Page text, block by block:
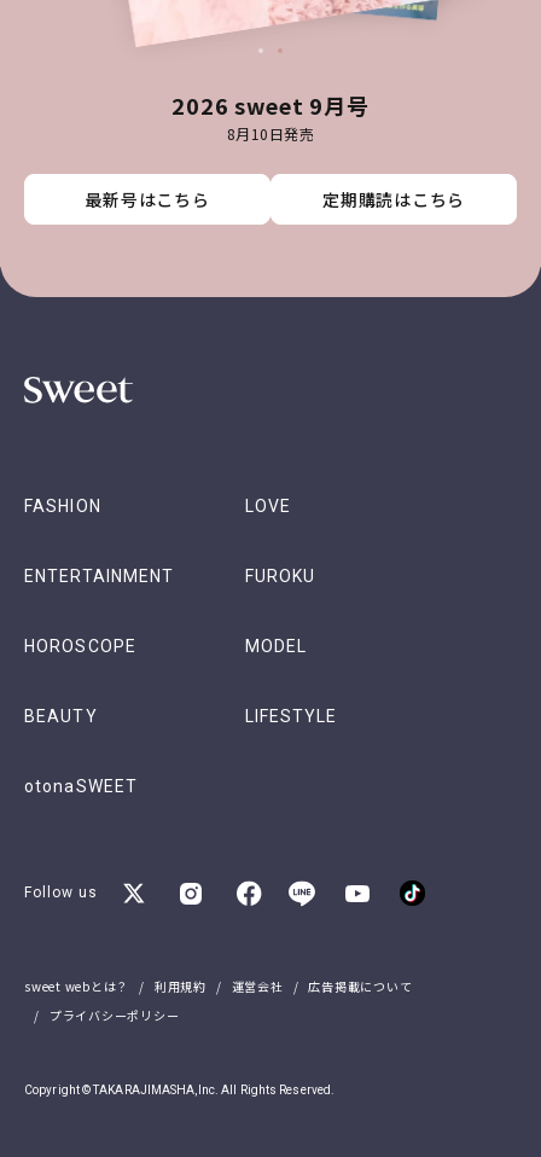
2026 sweet 9月号
8月10日発売
最新号はこちら 定期購読はこちら
最新号はこちら 定期購読はこちら
最新号はこちら 定期購読はこちら
最新号はこちら 定期購読はこちら
FASHION LOVE
ENTERTAINMENT FUROKU
HOROSCOPE MODEL
BEAUTY LIFESTYLE
otonaSWEET
Follow us
sweet webとは？ 利用規約 運営会社
広告掲載について
プライバシーポリシー
Copyright © TAKARAJIMASHA,Inc. All Rights Reserved.